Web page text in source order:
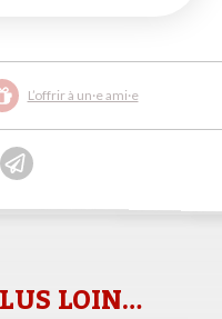
L’offrir à un·e ami·e
LOIN…